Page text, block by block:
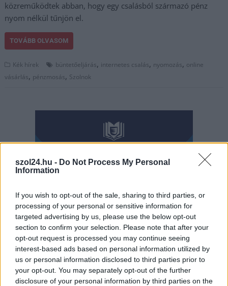
szol24.hu - Do Not Process My Personal
Information
If you wish to opt-out of the sale, sharing to third parties, or
processing of your personal or sensitive information for
targeted advertising by us, please use the below opt-out
section to confirm your selection. Please note that after your
opt-out request is processed you may continue seeing
interest-based ads based on personal information utilized by
us or personal information disclosed to third parties prior to
your opt-out. You may separately opt-out of the further
disclosure of your personal information by third parties on the
közreműködtek abban, hogy egy csalásból származó pénz
nyom nélkül tűnjön el.
TOVÁBB OLVASOM
Kék hírek büntetőeljárás, internetes csalás, nyomozás, online
vásárlás, pénzmosás, Szolnok